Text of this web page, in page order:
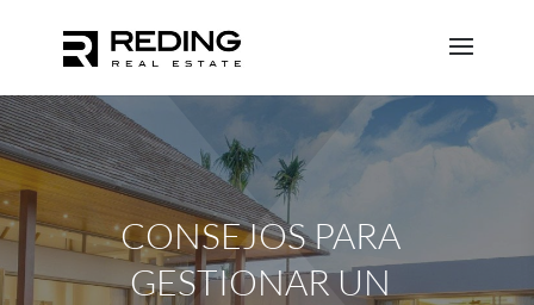
CONSEJOS PARA
GESTIONAR UN